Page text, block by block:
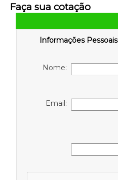
Faça sua cotação
Informações Pessoais
Nome:
Email: